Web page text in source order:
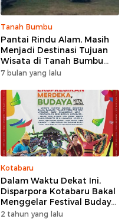
Tanah Bumbu
Pantai Rindu Alam, Masih
Menjadi Destinasi Tujuan
Wisata di Tanah Bumbu
dengan Rindangnya Pohon
7 bulan yang lalu
Kotabaru
Dalam Waktu Dekat Ini,
Disparpora Kotabaru Bakal
Menggelar Festival Budaya
Saijaan 2024
2 tahun yang lalu